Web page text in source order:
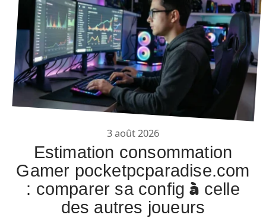
3 août 2026
Estimation consommation
Gamer pocketpcparadise.com
: comparer sa config à celle
des autres joueurs